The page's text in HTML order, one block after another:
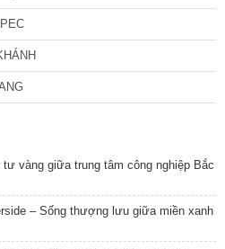
vàng giữa trung tâm công nghiệp Bắc
– Sống thượng lưu giữa miền xanh